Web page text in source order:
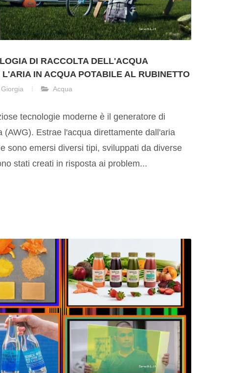
DI RACCOLTA DELL'ACQUA
IN ACQUA POTABILE AL RUBINETTO
Giorgia Acqua
tecnologie moderne è il generatore di
(AWG). Estrae l'acqua direttamente dall'aria
sono emersi diversi tipi, sviluppati da diverse
stati creati in risposta ai problem...